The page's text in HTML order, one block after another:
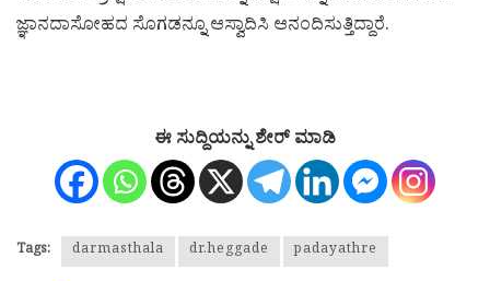
ಜ್ಞಾನದಾಸೋಹದ ಸೊಗಡನ್ನೂ ಆಸ್ವಾದಿಸಿ ಆನಂದಿಸುತ್ತಿದ್ದಾರೆ.
ಈ ಸುದ್ದಿಯನ್ನು ಶೇರ್ ಮಾಡಿ
Tags: darmasthala dr.heggade padayathre